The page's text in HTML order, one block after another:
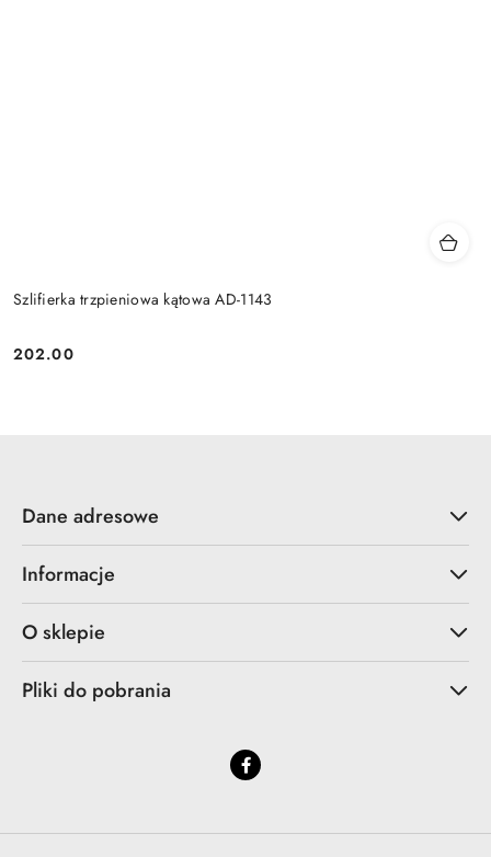
Szlifierka trzpieniowa kątowa AD-1143
Cena:
202.00
Dane adresowe
Informacje
O sklepie
Pliki do pobrania